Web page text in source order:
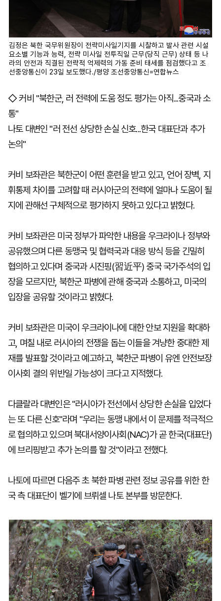
김정은 북한 국무위원장이 전략미사일기지를 시찰하고 발사 관련 시설
요소별 기능과 능력, 전략 미사일 전투직일 근무(당직 근무) 상태 등 나
라의 안전과 직결된 전략적 억제력의 가동 준비 태세를 점검했다고 조
선중앙통신이 23일 보도했다./평양 조선중앙통신=연합뉴스
◇ 커비 "북한군, 러 전력에 도움 정도 평가는 아직...중국과 소
통"
나토 대변인 "러 전선 상당한 손실 신호...한국 대표단과 추가
논의"
커비 보좌관은 북한군이 어떤 훈련을 받고 있고, 언어 장벽, 지
휘통제 차이를 고려할 때 러시아군의 전력에 얼마나 도움이 될
지에 관해선 구체적으로 평가하지 못하고 있다고 밝혔다.
커비 보좌관은 미국 정부가 파악한 내용을 우크라이나 정부와
공유했으며 다른 동맹국 및 협력국과 대응 방식 등을 긴밀히
협의하고 있다며 중국과 시진핑(習近平) 중국 국가주석의 입
장을 모르지만, 북한군 파병에 관해 중국과 소통하고, 미국의
입장을 공유할 것이라고 밝혔다.
커비 보좌관은 미국이 우크라이나에 대한 안보 지원을 확대하
고, 며칠 내로 러시아의 전쟁을 돕는 이들을 겨냥한 중대한 제
재를 발표할 것이라고 예고하고, 북한군 파병이 유엔 안전보장
이사회 결의 위반일 가능성이 크다고 지적했다.
다클랄라 대변인은 "러시아가 전선에서 상당한 손실을 입었다
는 또 다른 신호"라며 "우리는 동맹 내에서 이 문제를 적극적으
로 협의하고 있으며 북대서양이사회(NAC)가 곧 한국(대표단)
에 브리핑받고 추가 논의를 할 것"이라고 전했다.
나토에 따르면 다음주 초 북한 파병 관련 정보 공유를 위한 한
국 측 대표단이 벨기에 브뤼셀 나토 본부를 방문한다.